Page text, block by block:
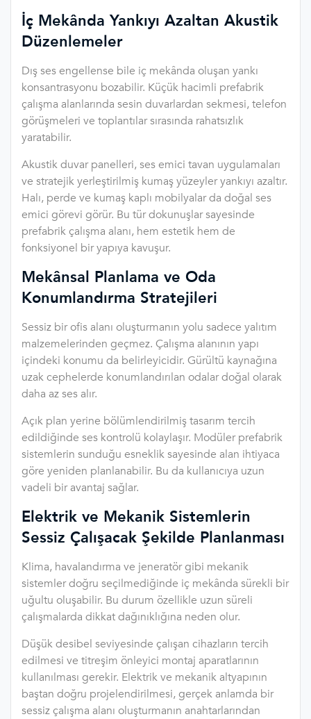
İç Mekânda Yankıyı Azaltan Akustik
Düzenlemeler
Dış ses engellense bile iç mekânda oluşan yankı
konsantrasyonu bozabilir. Küçük hacimli prefabrik
çalışma alanlarında sesin duvarlardan sekmesi, telefon
görüşmeleri ve toplantılar sırasında rahatsızlık
yaratabilir.
Akustik duvar panelleri, ses emici tavan uygulamaları
ve stratejik yerleştirilmiş kumaş yüzeyler yankıyı azaltır.
Halı, perde ve kumaş kaplı mobilyalar da doğal ses
emici görevi görür. Bu tür dokunuşlar sayesinde
prefabrik çalışma alanı, hem estetik hem de
fonksiyonel bir yapıya kavuşur.
Mekânsal Planlama ve Oda
Konumlandırma Stratejileri
Sessiz bir ofis alanı oluşturmanın yolu sadece yalıtım
malzemelerinden geçmez. Çalışma alanının yapı
içindeki konumu da belirleyicidir. Gürültü kaynağına
uzak cephelerde konumlandırılan odalar doğal olarak
daha az ses alır.
Açık plan yerine bölümlendirilmiş tasarım tercih
edildiğinde ses kontrolü kolaylaşır. Modüler prefabrik
sistemlerin sunduğu esneklik sayesinde alan ihtiyaca
göre yeniden planlanabilir. Bu da kullanıcıya uzun
vadeli bir avantaj sağlar.
Elektrik ve Mekanik Sistemlerin
Sessiz Çalışacak Şekilde Planlanması
Klima, havalandırma ve jeneratör gibi mekanik
sistemler doğru seçilmediğinde iç mekânda sürekli bir
uğultu oluşabilir. Bu durum özellikle uzun süreli
çalışmalarda dikkat dağınıklığına neden olur.
Düşük desibel seviyesinde çalışan cihazların tercih
edilmesi ve titreşim önleyici montaj aparatlarının
kullanılması gerekir. Elektrik ve mekanik altyapının
baştan doğru projelendirilmesi, gerçek anlamda bir
sessiz çalışma alanı oluşturmanın anahtarlarından